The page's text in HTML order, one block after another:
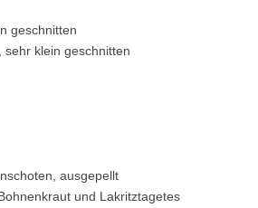
geschnitten
sehr klein geschnitten
ausgepellt
und Lakritztagetes